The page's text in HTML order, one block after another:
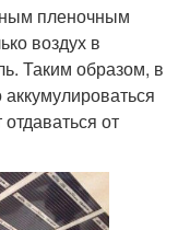
пленочным
воздух в
Таким образом, в
от